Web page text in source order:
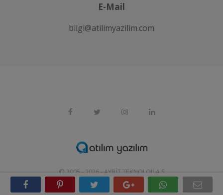
E-Mail
bilgi@atilimyazilim.com
© 2005 - 2026 - AYBIT TEKNOLOJI A.Ş